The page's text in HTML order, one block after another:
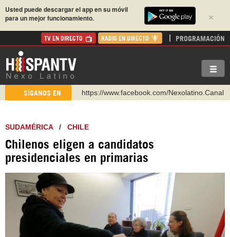
×
Usted puede descargar el app en su móvil
para un mejor funcionamiento.
TV EN DIRECTO RADIO EN DIRECTO PROGRAMACIÓN
SÍGANOS EN
https://www.facebook.com/Nexolatino.Canal
http://twitter.com/nexo_latino
https://t.me/hispantvcanal
https://urmedium.com/c/hispantv
Instagram como: hispan_tv
SUDAMÉRICA/ CHILE
Chilenos eligen a candidatos
presidenciales en primarias